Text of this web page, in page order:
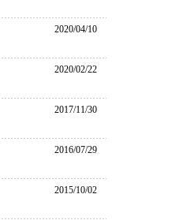
2020/04/10
2020/02/22
2017/11/30
2016/07/29
2015/10/02